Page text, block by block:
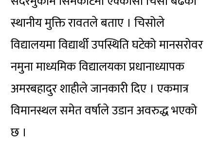
स्थानीय मुक्ति रावतले बताए । चिसोले
विद्यालयमा विद्यार्थी उपस्थिति घटेको मानसरोवर
नमुना माध्यमिक विद्यालयका प्रधानाध्यापक
अमरबहादुर शाहीले जानकारी दिए । एकमात्र
विमानस्थल समेत वर्षाले उडान अवरुद्ध भएको
छ ।